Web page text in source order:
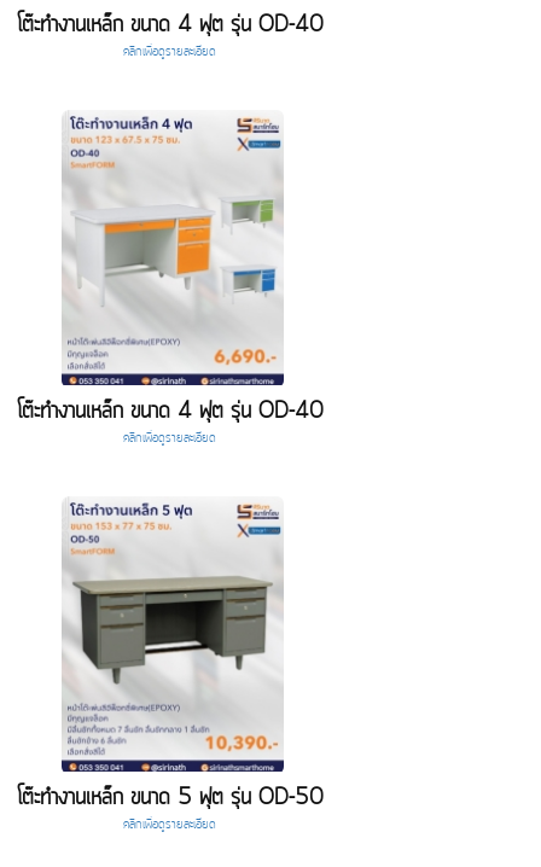
โต๊ะทำงานเหล็ก ขนาด 4 ฟุต รุ่น OD-40
คลิกเพื่อดูรายละเอียด
โต๊ะทำงานเหล็ก ขนาด 4 ฟุต รุ่น OD-40
คลิกเพื่อดูรายละเอียด
โต๊ะทำงานเหล็ก ขนาด 5 ฟุต รุ่น OD-50
คลิกเพื่อดูรายละเอียด